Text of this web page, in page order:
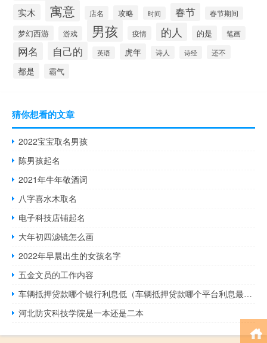
实木 寓意 店名 攻略 时间 春节 春节期间
梦幻西游 游戏 男孩 疫情 的人 的是 笔画
网名 自己的 英语 虎年 诗人 诗经 还不
都是 霸气
猜你想看的文章
2022宝宝取名男孩
陈男孩起名
2021年牛年敬酒词
八字喜水木取名
电子科技店铺起名
大年初四滤镜怎么画
2022年早晨出生的女孩名字
五金文员的工作内容
车辆抵押贷款哪个银行利息低（车辆抵押贷款哪个平台利息最低）
河北防灾科技学院是一本还是二本